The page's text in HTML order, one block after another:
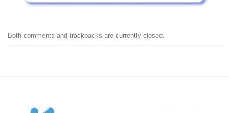
Both comments and trackbacks are currently closed.